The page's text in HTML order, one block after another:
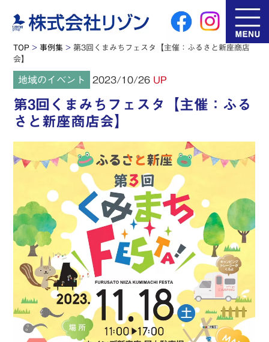
TOP > 事例集 > 第3回くまみちフェスタ【主催：ふるさと新座商店
会】
地域のイベント 2023/10/26 UP
第3回くまみちフェスタ【主催：ふる
さと新座商店会】